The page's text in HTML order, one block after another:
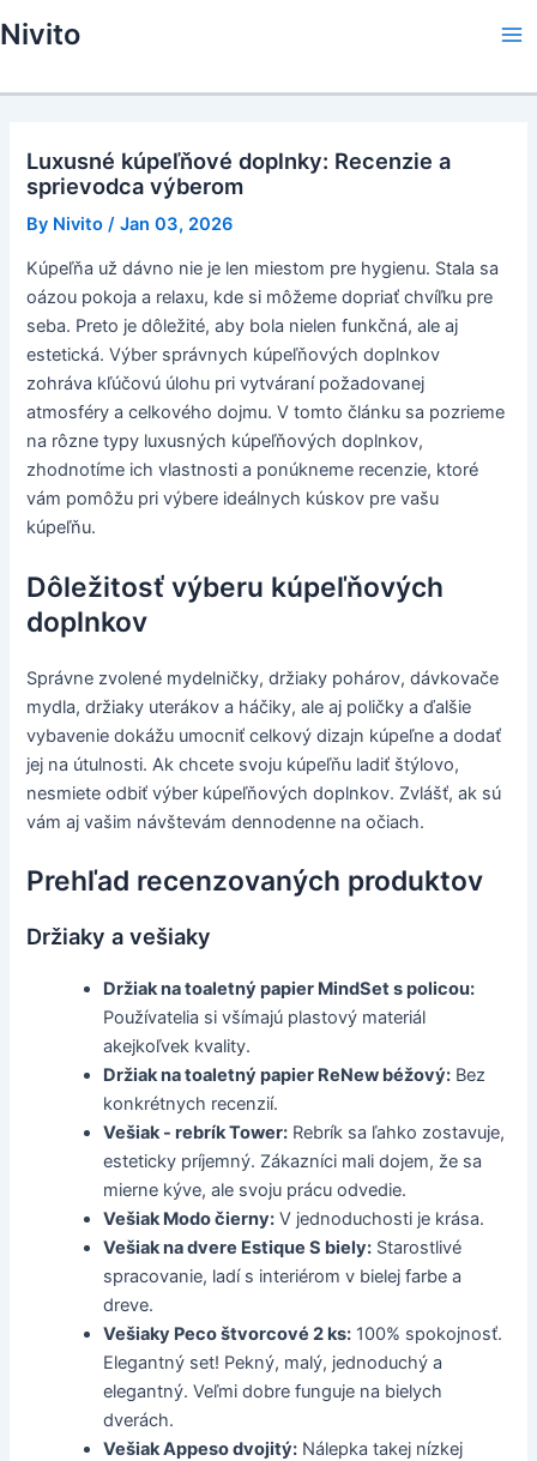
to
Nivito
Luxusné kúpeľňové doplnky: Recenzie a
sprievodca výberom
By Nivito /Jan 03, 2026
Kúpeľňa už dávno nie je len miestom pre hygienu. Stala sa
oázou pokoja a relaxu, kde si môžeme dopriať chvíľku pre
seba. Preto je dôležité, aby bola nielen funkčná, ale aj
estetická. Výber správnych kúpeľňových doplnkov
zohráva kľúčovú úlohu pri vytváraní požadovanej
atmosféry a celkového dojmu. V tomto článku sa pozrieme
na rôzne typy luxusných kúpeľňových doplnkov,
zhodnotíme ich vlastnosti a ponúkneme recenzie, ktoré
vám pomôžu pri výbere ideálnych kúskov pre vašu
kúpeľňu.
Dôležitosť výberu kúpeľňových
doplnkov
Správne zvolené mydelničky, držiaky pohárov, dávkovače
mydla, držiaky uterákov a háčiky, ale aj poličky a ďalšie
vybavenie dokážu umocniť celkový dizajn kúpeľne a dodať
jej na útulnosti. Ak chcete svoju kúpeľňu ladiť štýlovo,
nesmiete odbiť výber kúpeľňových doplnkov. Zvlášť, ak sú
vám aj vašim návštevám dennodenne na očiach.
Prehľad recenzovaných produktov
Držiaky a vešiaky
Držiak na toaletný papier MindSet s policou:
Používatelia si všímajú plastový materiál
akejkoľvek kvality.
Držiak na toaletný papier ReNew béžový: Bez
konkrétnych recenzií.
Vešiak - rebrík Tower: Rebrík sa ľahko zostavuje,
esteticky príjemný. Zákazníci mali dojem, že sa
mierne kýve, ale svoju prácu odvedie.
Vešiak Modo čierny: V jednoduchosti je krása.
Vešiak na dvere Estique S biely: Starostlivé
spracovanie, ladí s interiérom v bielej farbe a
dreve.
Vešiaky Peco štvorcové 2 ks: 100% spokojnosť.
Elegantný set! Pekný, malý, jednoduchý a
elegantný. Veľmi dobre funguje na bielych
dverách.
Vešiak Appeso dvojitý: Nálepka takej nízkej